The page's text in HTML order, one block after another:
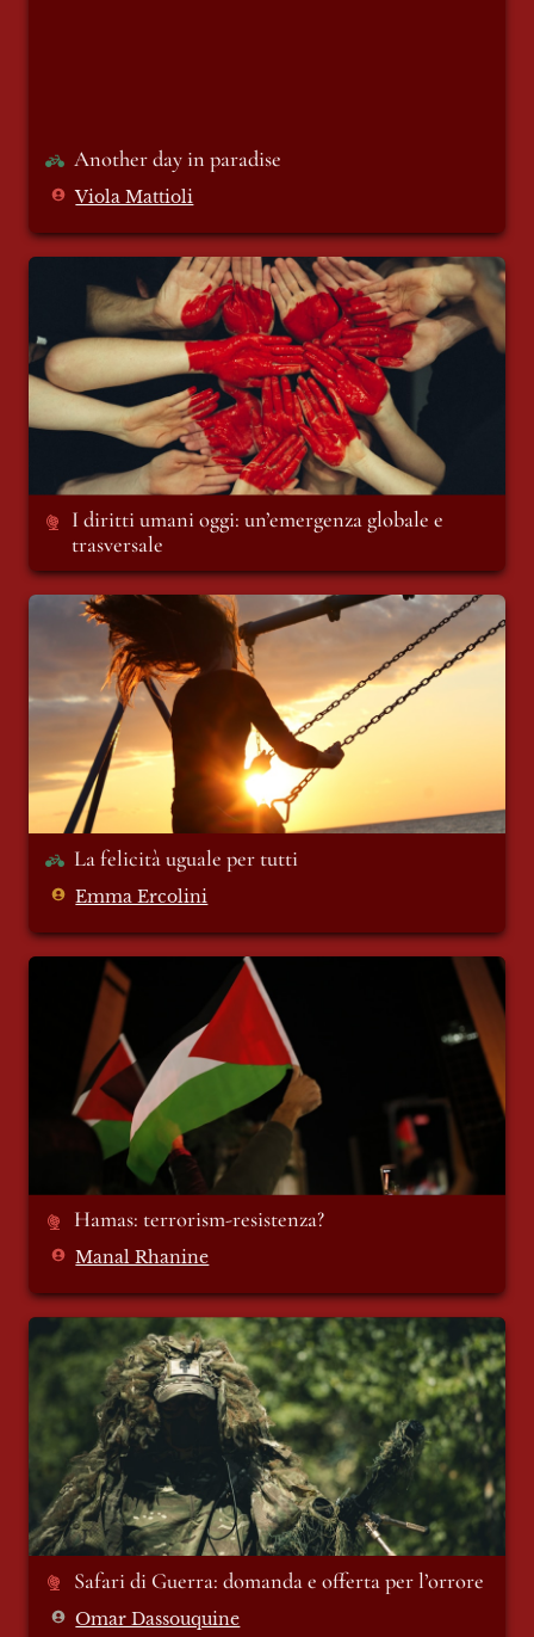
Another day in paradise
Viola Mattioli
I diritti umani oggi: un’emergenza globale
e trasversale
I diritti umani oggi: un’emergenza globale e
trasversale
La felicità uguale per tutti
La felicità uguale per tutti
Emma Ercolini
Hamas: terrorism-resistenza?
Hamas: terrorism-resistenza?
Manal Rhanine
Safari di Guerra: domanda e offerta per
l’orrore
Safari di Guerra: domanda e offerta per l’orrore
Omar Dassouquine